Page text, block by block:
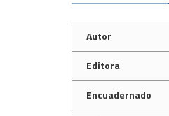
Autor
Editora
Encuadernado